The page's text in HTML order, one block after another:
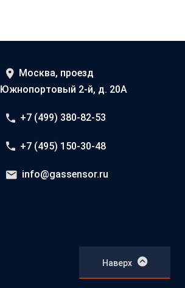
Москва, проезд
Южнопортовый 2-й, д. 20А
+7 (499) 380-82-53
+7 (495) 150-30-48
info@gassensor.ru
Наверх